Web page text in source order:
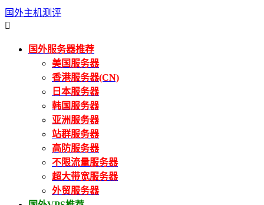
国外主机测评

国外服务器推荐
美国服务器
香港服务器(CN)
日本服务器
韩国服务器
亚洲服务器
站群服务器
高防服务器
不限流量服务器
超大带宽服务器
外贸服务器